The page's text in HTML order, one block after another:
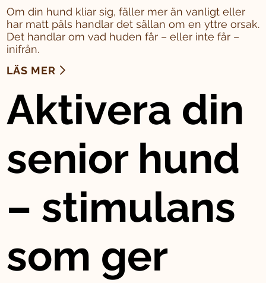
Om din hund kliar sig, fäller mer än vanligt eller
har matt päls handlar det sällan om en yttre orsak.
Det handlar om vad huden får – eller inte får –
inifrån.
LÄS MER
Aktivera din
senior hund
– stimulans
som ger